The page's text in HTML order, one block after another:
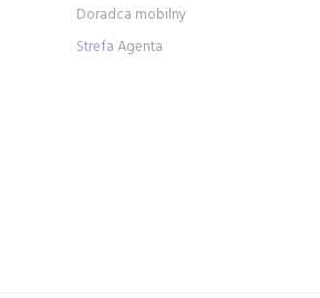
Doradca mobilny
Strefa Agenta